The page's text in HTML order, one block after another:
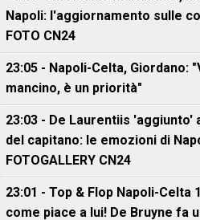
Napoli: l'aggiornamento sulle
FOTO CN24
23:05 - Napoli-Celta, Giordano:
mancino, è un priorità"
23:03 - De Laurentiis 'aggiunto'
del capitano: le emozioni di
FOTOGALLERY CN24
23:01 - Top & Flop Napoli-Celta
come piace a lui! De Bruyne fa